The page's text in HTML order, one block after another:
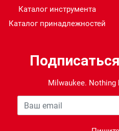
Каталог инструмента
Каталог принадлежностей
Milwaukee. Nothing
Ваша почта